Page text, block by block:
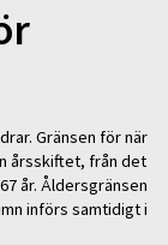
Gränsen för när
årsskiftet, från det
år. Åldersgränsen
införs samtidigt i